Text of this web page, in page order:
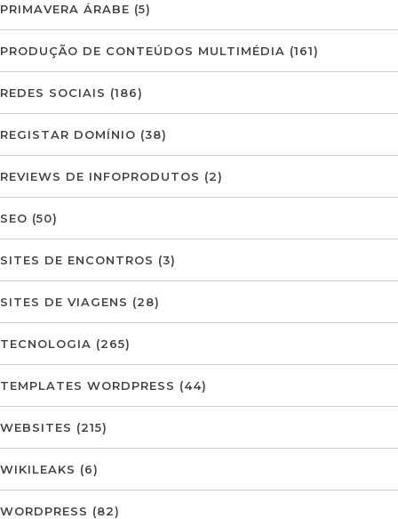
PRIMAVERA ÁRABE (5)
PRODUÇÃO DE CONTEÚDOS MULTIMÉDIA (161)
REDES SOCIAIS (186)
REGISTAR DOMÍNIO (38)
REVIEWS DE INFOPRODUTOS (2)
SEO (50)
SITES DE ENCONTROS (3)
SITES DE VIAGENS (28)
TECNOLOGIA (265)
TEMPLATES WORDPRESS (44)
WEBSITES (215)
WIKILEAKS (6)
WORDPRESS (82)